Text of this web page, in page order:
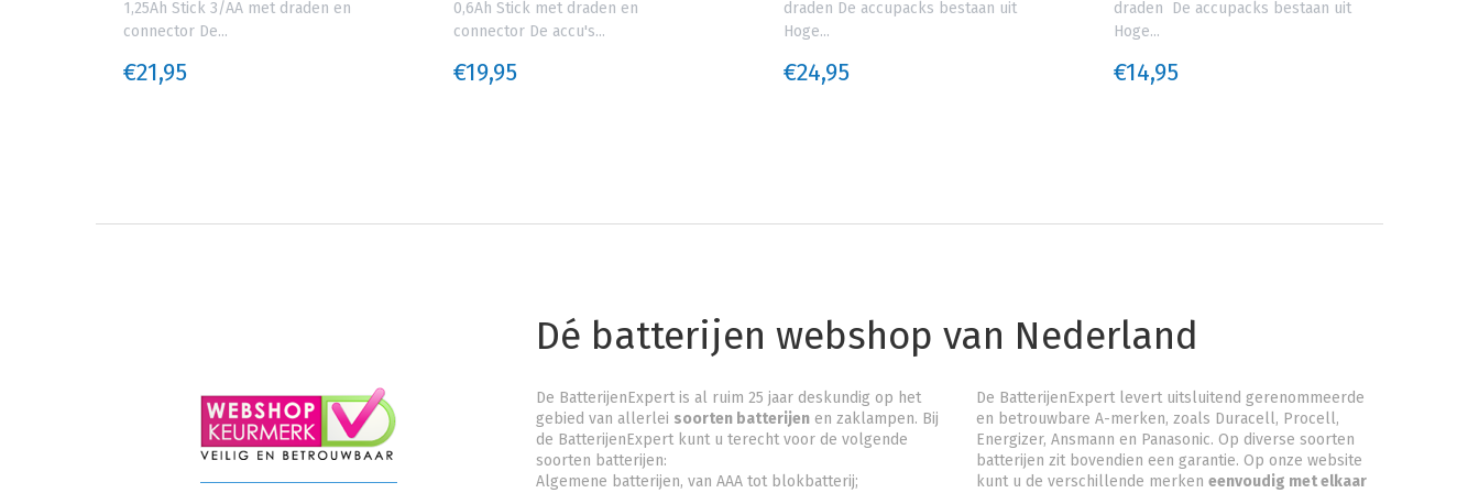
€21,95
1,25Ah Stick 3/AA met draden en
connector De...
€19,95
0,6Ah Stick met draden en
connector De accu's...
€24,95
draden De accupacks bestaan uit
Hoge...
€14,95
draden De accupacks bestaan uit
Hoge...
Dé batterijen webshop van Nederland
De BatterijenExpert is al ruim 25 jaar deskundig op het
gebied van allerlei soorten batterijenen zaklampen. Bij
de BatterijenExpert kunt u terecht voor de volgende
soorten batterijen:
Algemene batterijen, van AAA tot blokbatterij;
De BatterijenExpert levert uitsluitend gerenommeerde
en betrouwbare A-merken, zoals Duracell, Procell,
Energizer, Ansmann en Panasonic. Op diverse soorten
batterijen zit bovendien een garantie. Op onze website
kunt u de verschillende merken eenvoudig met elkaar